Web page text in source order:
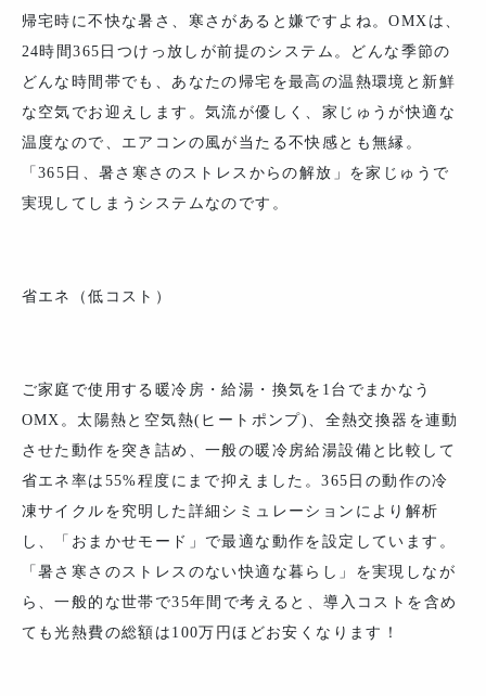
帰宅時に不快な暑さ、寒さがあると嫌ですよね。OMXは、
24時間365日つけっ放しが前提のシステム。どんな季節の
どんな時間帯でも、あなたの帰宅を最高の温熱環境と新鮮
な空気でお迎えします。気流が優しく、家じゅうが快適な
温度なので、エアコンの風が当たる不快感とも無縁。
「365日、暑さ寒さのストレスからの解放」を家じゅうで
実現してしまうシステムなのです。
省エネ（低コスト）
ご家庭で使用する暖冷房・給湯・換気を1台でまかなう
OMX。太陽熱と空気熱(ヒートポンプ)、全熱交換器を連動
させた動作を突き詰め、一般の暖冷房給湯設備と比較して
省エネ率は55%程度にまで抑えました。365日の動作の冷
凍サイクルを究明した詳細シミュレーションにより解析
し、「おまかせモード」で最適な動作を設定しています。
「暑さ寒さのストレスのない快適な暮らし」を実現しなが
ら、一般的な世帯で35年間で考えると、導入コストを含め
ても光熱費の総額は100万円ほどお安くなります！